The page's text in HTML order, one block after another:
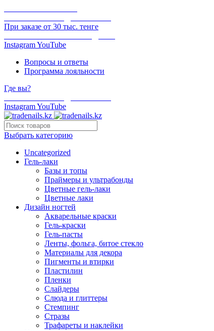
При заказе от 30 тыс. тенге
InstagramYouTube
Вопросы и ответы
Программа лояльности
Где вы?
InstagramYouTube
Выбрать категорию
Uncategorized
Гель-лаки
Базы и топы
Праймеры и ультрабонды
Цветные гель-лаки
Цветные лаки
Дизайн ногтей
Акварельные краски
Гель-краски
Гель-пасты
Ленты, фольга, битое стекло
Материалы для декора
Пигменты и втирки
Пластилин
Пленки
Слайдеры
Слюда и глиттеры
Стемпинг
Стразы
Трафареты и наклейки